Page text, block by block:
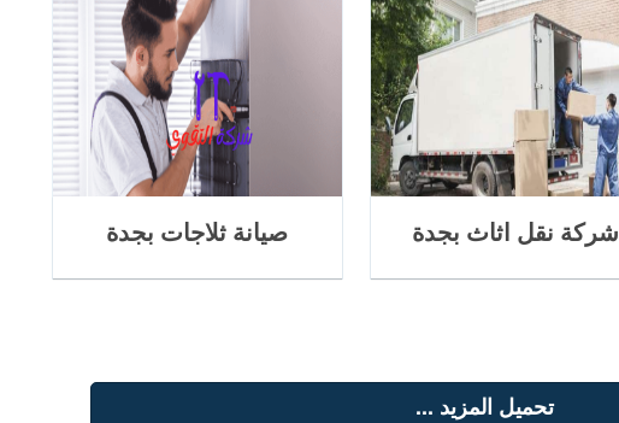
شركة نقل اثاث بجدة صيانة ثلاجات بجدة
تحميل المزيد ...